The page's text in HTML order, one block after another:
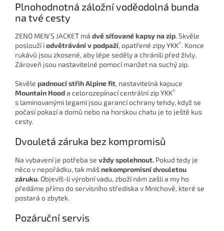
Plnohodnotná záložní voděodolná bunda
na tvé cesty
ZENO MEN’S JACKET má dvě síťované kapsy na zip. Skvěle
poslouží iodvětrávání v podpaží, opatřené zipy YKK®. Konce
rukávů jsou zkosené, aby lépe seděly a chránili před živly.
Zároveň jsou nastavitelné pomocí manžet na suchý zip.
Skvěle padnoucí střih Alpine fit, nastavitelná kapuce
Mountain Hooda celorozepínací centrální zip YKK®
s laminovanými legami jsou garancí ochrany tehdy, když se
počasí pokazí a domů nebo na horskou chatu je to ještě kus
cesty.
Dvouletá záruka bez kompromisů
Na vybavení je potřeba se vždy spolehnout. Pokud tedy je
něco v nepořádku, tak mášnekompromisní dvouletou
záruku. Objevíš-li výrobní vadu, zboží nám zašli a my ho
předáme přímo do servisního střediska v Mnichově, které se
postará o zbytek.
Pozáruční servis